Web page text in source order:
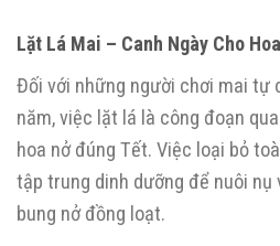
Lặt Lá Mai – Canh Ngày Cho
Đối với những người chơi mai tự
năm, việc lặt lá là công đoạn
hoa nở đúng Tết. Việc loại bỏ
tập trung dinh dưỡng để nuôi nụ
bung nở đồng loạt.